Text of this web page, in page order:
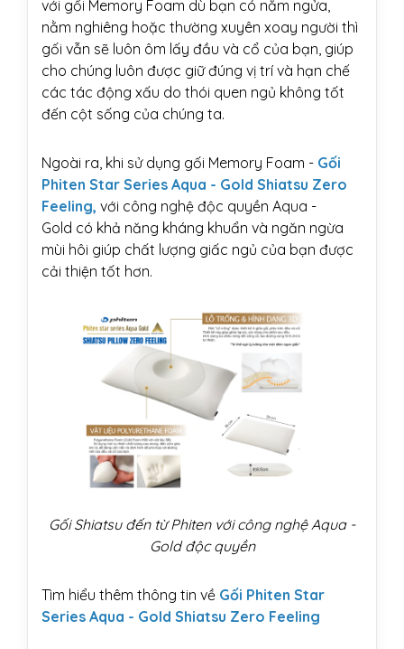
với gối Memory Foam dù bạn có nằm ngửa,
nằm nghiêng hoặc thường xuyên xoay người thì
gối vẫn sẽ luôn ôm lấy đầu và cổ của bạn, giúp
cho chúng luôn được giữ đúng vị trí và hạn chế
các tác động xấu do thói quen ngủ không tốt
đến cột sống của chúng ta.
Ngoài ra, khi sử dụng gối Memory Foam - Gối
Phiten Star Series Aqua - Gold Shiatsu Zero
Feeling, với công nghệ độc quyền Aqua -
Gold có khả năng kháng khuẩn và ngăn ngừa
mùi hôi giúp chất lượng giấc ngủ của bạn được
cải thiện tốt hơn.
Gối Shiatsu đến từ Phiten với công nghệ Aqua -
Gold độc quyền
Tìm hiểu thêm thông tin về Gối Phiten Star
Series Aqua - Gold Shiatsu Zero Feeling